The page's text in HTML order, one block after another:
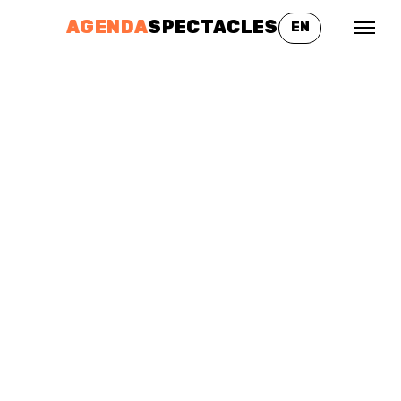
AGENDASPECTACLES EN